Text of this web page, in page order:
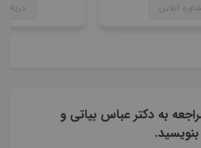
آنلاین
به دکتر عباس بیاتی و